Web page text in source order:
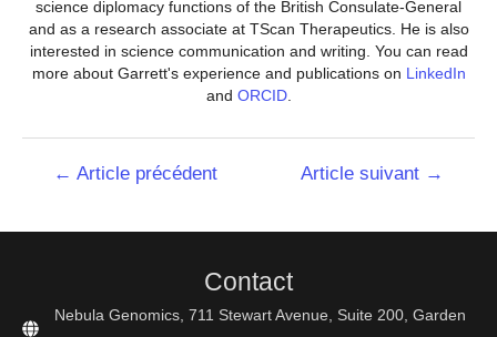
science diplomacy functions of the British Consulate-General
and as a research associate at TScan Therapeutics. He is also
interested in science communication and writing. You can read
more about Garrett's experience and publications on LinkedIn
and ORCID.
Navigation
← Article précédent Article suivant →
Contact
Nebula Genomics, 711 Stewart Avenue, Suite 200, Garden